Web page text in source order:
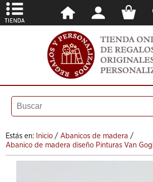
Estás en: Inicio / Abanicos de madera /
Abanico de madera diseño Pinturas Van